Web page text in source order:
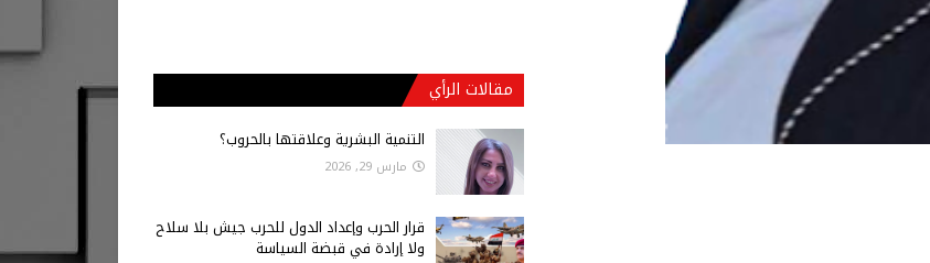
مقالات الرأي
التنمية البشرية وعلاقتها بالحروب؟
مارس 29, 2026
قرار الحرب وإعداد الدول للحرب جيش بلا سلاح
ولا إرادة في قبضة السياسة